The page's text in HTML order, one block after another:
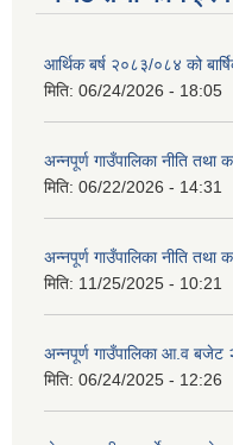
आर्थिक बर्ष २०८३/०८४ को
मिति: 06/24/2026 - 18:05
अन्नपूर्ण गाउँपालिका नीति
मिति: 06/22/2026 - 14:31
अन्नपूर्ण गाउँपालिका नीति
मिति: 11/25/2025 - 10:21
अन्नपूर्ण गाउँपालिका आ.व
मिति: 06/24/2025 - 12:26